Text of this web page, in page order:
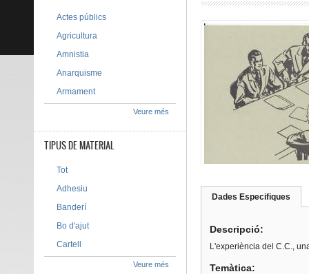
Dades Especifiques
Descripció:
L'experiència del C.C.,
Temàtica:
Actes públics
Agricultura
Amnistia
Anarquisme
Armament
Veure més
TIPUS DE MATERIAL
Tot
Adhesiu
Banderí
Bo d'ajut
Cartell
Veure més